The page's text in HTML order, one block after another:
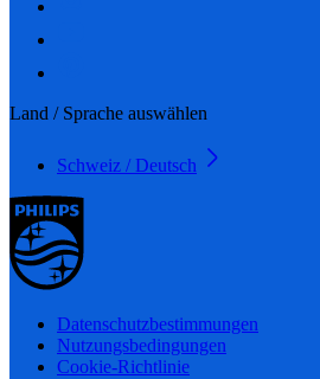
Land / Sprache auswählen
Schweiz / Deutsch
Datenschutzbestimmungen
Nutzungsbedingungen
Cookie-Richtlinie